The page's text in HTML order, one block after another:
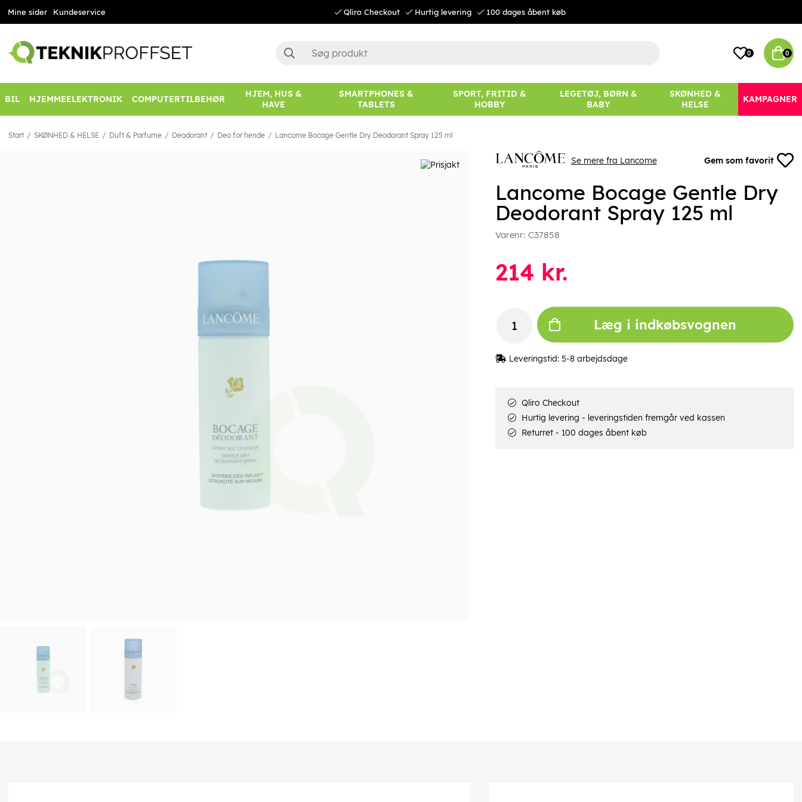
Mine sider Kundeservice Qliro Checkout Hurtig levering 100 dages åbent køb
0 0
BIL HJEMMEELEKTRONIK COMPUTERTILBEHØR
HJEM, HUS &
HAVE
SMARTPHONES &
TABLETS
SPORT, FRITID &
HOBBY
LEGETØJ, BØRN &
BABY
SKØNHED &
HELSE
KAMPAGNER
Start SKØNHED & HELSE Duft & Parfume Deodorant Deo for hende Lancome Bocage Gentle Dry Deodorant Spray 125 ml
Se mere fra Lancome Gem som favorit
Lancome Bocage Gentle Dry
Deodorant Spray 125 ml
Varenr: C37858
214 kr.
Læg i indkøbsvognen
Leveringstid: 5-8 arbejdsdage
Qliro Checkout
Hurtig levering - leveringstiden fremgår ved kassen
Returret - 100 dages åbent køb